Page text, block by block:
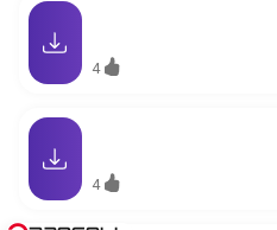
4
4